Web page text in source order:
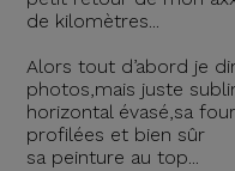
de kilomètres...
Alors tout d’abord je
photos,mais juste
horizontal évasé,sa
profilées et bien sûr
sa peinture au top...